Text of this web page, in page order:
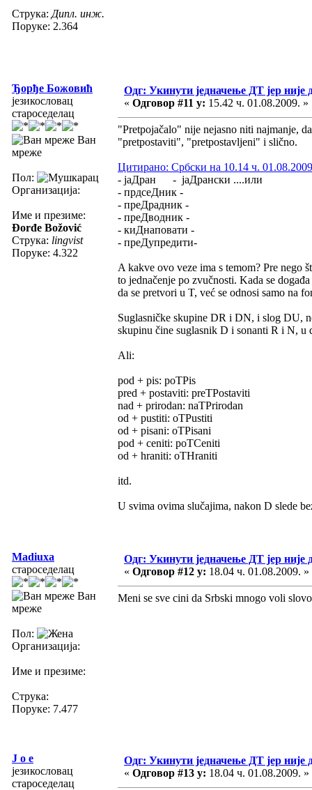
Струка: Дипл. инж.
Поруке: 2.364
Ђорђе Божовић
језикословац
староседелац
Ван
мреже
Пол:
Организација:
Име и презиме:
Đorđe Božović
Струка: lingvist
Поруке: 4.322
Одг: Укинути једначење ДТ јер није
« Одговор #11 у: 15.42 ч. 01.08.2009. »
"Pretpojačalo" nije nejasno niti najmanje,
"pretpostaviti", "pretpostavljeni" i slično.
Цитирано: Србски на 10.14 ч.
- јаДран - јаДрански ....или
- прдсеДник -
- преДрадник -
- преДводник -
- киДнаповати -
- преДупредити-
A kakve ovo veze ima s temom? Pre nego
to jednačenje po zvučnosti. Kada se
da se pretvori u T, već se odnosi samo na
Suglasničke skupine DR i DN, i slog DU,
skupinu čine suglasnik D i sonanti R i N, u
Ali:
pod + pis: poTPis
pred + postaviti: preTPostaviti
nad + prirodan: naTPrirodan
od + pustiti: oTPustiti
od + pisani: oTPisani
pod + ceniti: poTCeniti
od + hraniti: oTHraniti
itd.
U svima ovima slučajima, nakon D slede
Madiuxa
староседелац
Ван
мреже
Пол:
Организација:
Име и презиме:
Струка:
Поруке: 7.477
Одг: Укинути једначење ДТ јер није
« Одговор #12 у: 18.04 ч. 01.08.2009. »
Meni se sve cini da Srbski mnogo voli
J o e
језикословац
староседелац
Одг: Укинути једначење ДТ јер није
« Одговор #13 у: 18.04 ч. 01.08.2009. »